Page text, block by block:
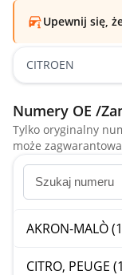
Upewnij się,
CITROEN
Numery OE /
Tylko oryginalny
może
AKRON-MALÒ
CITRO, PEUGE